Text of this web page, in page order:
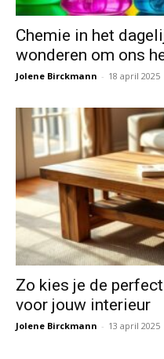
Chemie in het
wonderen om ons
Jolene Birckmann - 18 april 2025
Zo kies je de
voor jouw interieur
Jolene Birckmann - 13 april 2025